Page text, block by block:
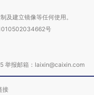
及建立镜像等任何使用。
号
举报邮箱：laixin@caixin.com
接